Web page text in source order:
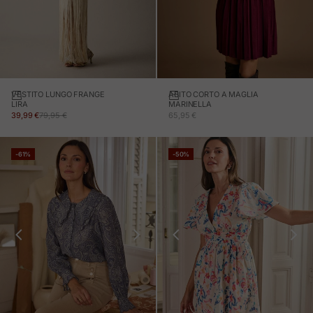
VESTITO LUNGO FRANGE
LIRA
PREZZO IN OFFERTA
39,99 €PREZZO NORMALE
79,95 €
Aggiungi al carrello
ABITO CORTO A MAGLIA
MARINELLA
PREZZO IN OFFERTA
65,95 €
-61% -50%